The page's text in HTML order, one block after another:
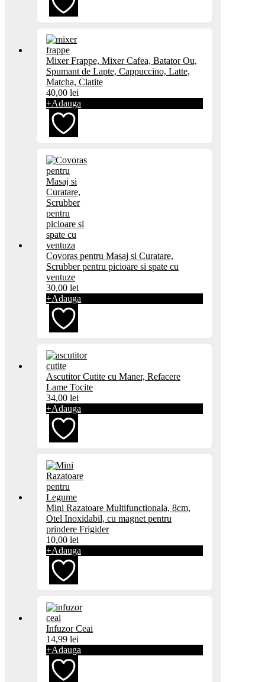
Adaugă
la
favorite
Mixer Frappe, Mixer Cafea, Batator Ou,
Spumant de Lapte, Cappuccino, Latte,
Matcha, Clatite
40,00 lei
+Adauga
Adaugă
la
favorite
Covoras pentru Masaj si Curatare,
Scrubber pentru picioare si spate cu
ventuze
30,00 lei
+Adauga
Adaugă
la
favorite
Ascutitor Cutite cu Maner, Refacere
Lame Tocite
34,00 lei
+Adauga
Adaugă
la
favorite
Mini Razatoare Multifunctionala, 8cm,
Otel Inoxidabil, cu magnet pentru
prindere Frigider
10,00 lei
+Adauga
Adaugă
la
favorite
Infuzor Ceai
14,99 lei
+Adauga